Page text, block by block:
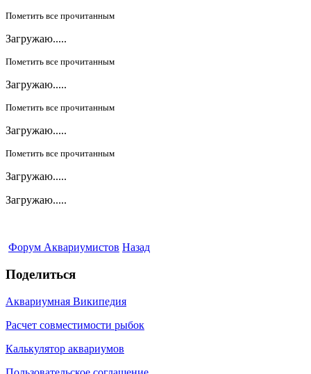
Пометить все прочитанным
Загружаю.....
Пометить все прочитанным
Загружаю.....
Пометить все прочитанным
Загружаю.....
Пометить все прочитанным
Загружаю.....
Загружаю.....
Форум Аквариумистов Назад
Поделиться
Аквариумная Википедия
Расчет совместимости рыбок
Калькулятор аквариумов